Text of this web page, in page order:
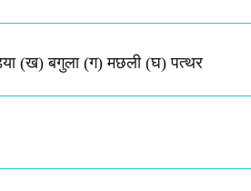
(ख) बगुला (ग) मछली (घ) पत्थर